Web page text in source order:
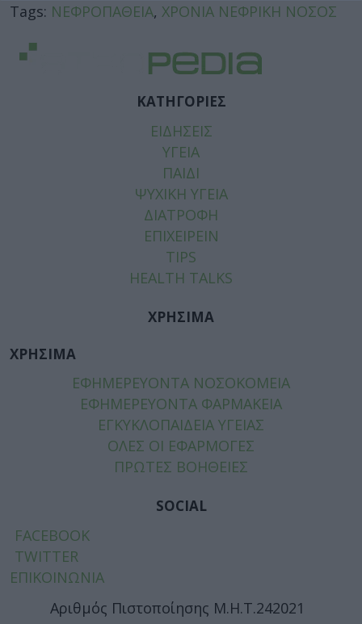
Tags: ΝΕΦΡΟΠΑΘΕΙΑ, ΧΡΟΝΙΑ ΝΕΦΡΙΚΗ ΝΟΣΟΣ
ΚΑΤΗΓΟΡΙΕΣ
ΕΙΔΗΣΕΙΣ
ΥΓΕΙΑ
ΠΑΙΔΙ
ΨΥΧΙΚΗ ΥΓΕΙΑ
ΔΙΑΤΡΟΦΗ
ΕΠΙΧΕΙΡΕΙΝ
TIPS
HEALTH TALKS
ΧΡΗΣΙΜΑ
ΧΡΗΣΙΜΑ
ΕΦΗΜΕΡΕΥΟΝΤΑ ΝΟΣΟΚΟΜΕΙΑ
ΕΦΗΜΕΡΕΥΟΝΤΑ ΦΑΡΜΑΚΕΙΑ
ΕΓΚΥΚΛΟΠΑΙΔΕΙΑ ΥΓΕΙΑΣ
ΟΛΕΣ ΟΙ ΕΦΑΡΜΟΓΕΣ
ΠΡΩΤΕΣ ΒΟΗΘΕΙΕΣ
SOCIAL
FACEBOOK
TWITTER
ΕΠΙΚΟΙΝΩΝΙΑ
Αριθμός Πιστοποίησης Μ.Η.Τ.242021